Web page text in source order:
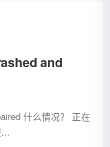
and
什么情况？ 正在